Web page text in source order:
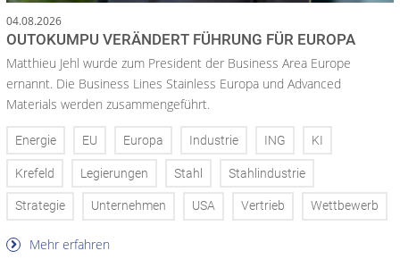
04.08.2026
OUTOKUMPU VERÄNDERT FÜHRUNG FÜR EUROPA
Matthieu Jehl wurde zum President der Business Area Europe
ernannt. Die Business Lines Stainless Europa und Advanced
Materials werden zusammengeführt.
Energie EU Europa Industrie ING KI
Krefeld Legierungen Stahl Stahlindustrie
Strategie Unternehmen USA Vertrieb Wettbewerb
Mehr erfahren